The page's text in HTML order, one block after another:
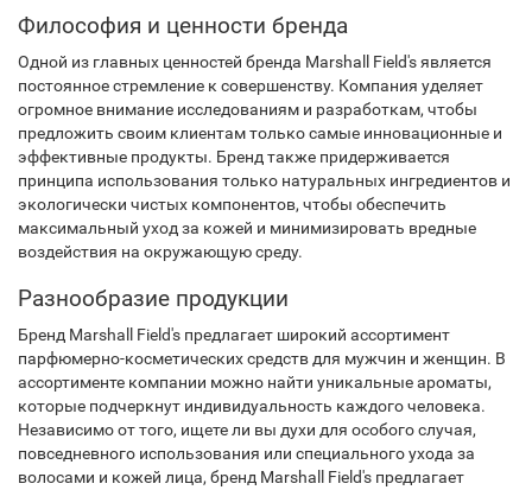
Философия и ценности бренда
Одной из главных ценностей бренда Marshall Field's является
постоянное стремление к совершенству. Компания уделяет
огромное внимание исследованиям и разработкам, чтобы
предложить своим клиентам только самые инновационные и
эффективные продукты. Бренд также придерживается
принципа использования только натуральных ингредиентов и
экологически чистых компонентов, чтобы обеспечить
максимальный уход за кожей и минимизировать вредные
воздействия на окружающую среду.
Разнообразие продукции
Бренд Marshall Field's предлагает широкий ассортимент
парфюмерно-косметических средств для мужчин и женщин. В
ассортименте компании можно найти уникальные ароматы,
которые подчеркнут индивидуальность каждого человека.
Независимо от того, ищете ли вы духи для особого случая,
повседневного использования или специального ухода за
волосами и кожей лица, бренд Marshall Field's предлагает